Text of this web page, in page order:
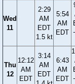
Wed
11
2:29
AM
EDT
1.5 kt
5:54
AM
EDT
Thu
12
12:12
AM
EDT
3:14
AM
EDT
6:43
AM
EDT